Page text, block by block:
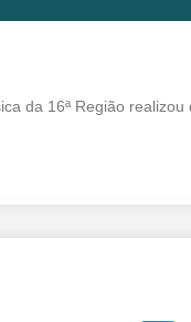
da 16ª Região